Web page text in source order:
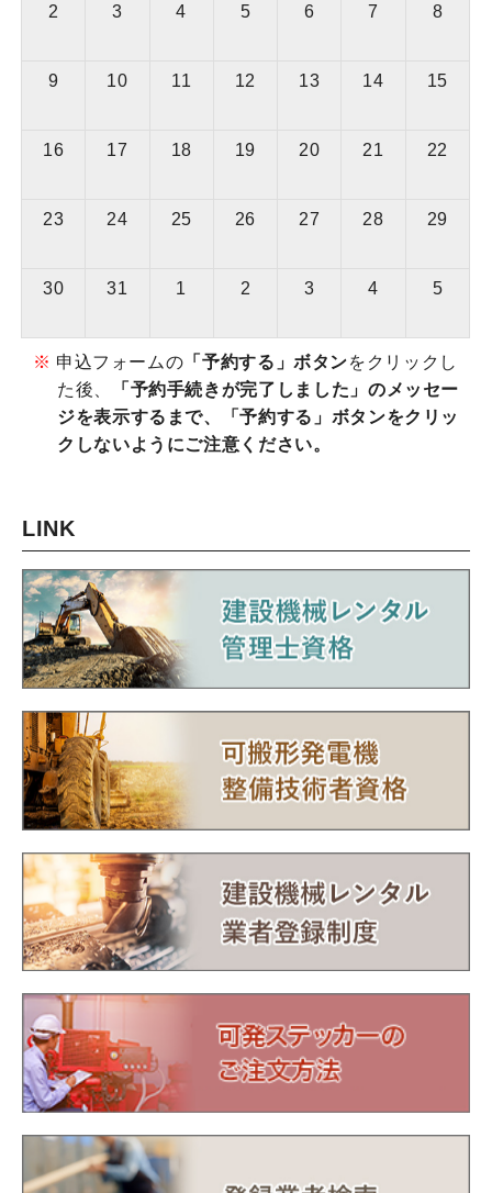
2 3 4 5 6 7 8
9 10 11 12 13 14 15
16 17 18 19 20 21 22
23 24 25 26 27 28 29
30 31 1 2 3 4 5
※ 申込フォームの 「予約する」ボタンをクリックし
た後、
「予約手続きが完了しました」のメッセー
ジを表示するまで、「予約する」ボタンをクリッ
クしないようにご注意ください。
LINK